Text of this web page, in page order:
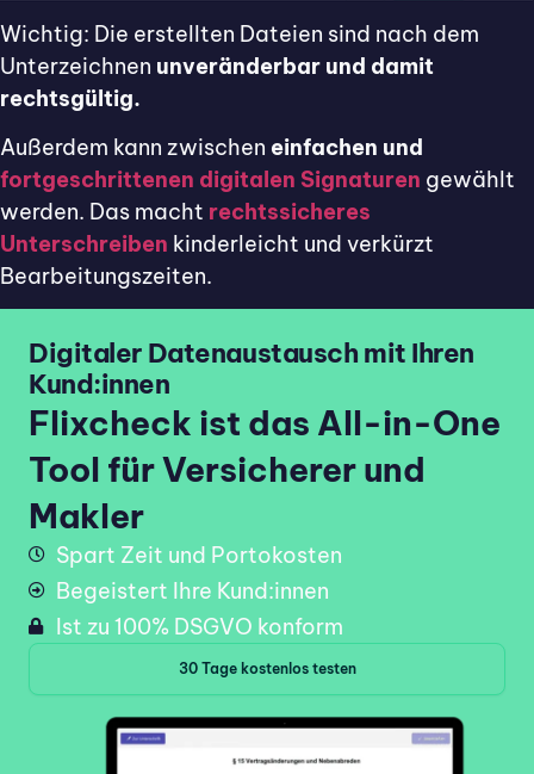
Wichtig: Die erstellten Dateien sind nach dem
Unterzeichnen unveränderbar und damit
rechtsgültig.
Außerdem kann zwischen einfachen und
fortgeschrittenen digitalen Signaturen gewählt
werden. Das macht rechtssicheres
Unterschreiben kinderleicht und verkürzt
Bearbeitungszeiten.
Digitaler Datenaustausch mit Ihren
Kund:innen
Flixcheck ist das All-in-One
Tool für Versicherer und
Makler
Spart Zeit und Portokosten
Begeistert Ihre Kund:innen
Ist zu 100% DSGVO konform
30 Tage kostenlos testen